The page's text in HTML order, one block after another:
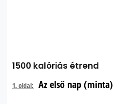
1500 kalóriás étrend
1. oldal: Az első nap (minta)